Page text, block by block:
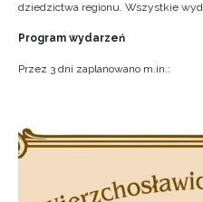
dziedzictwa regionu. Wszystkie
Program wydarzeń
Przez 3 dni zaplanowano m.in.: